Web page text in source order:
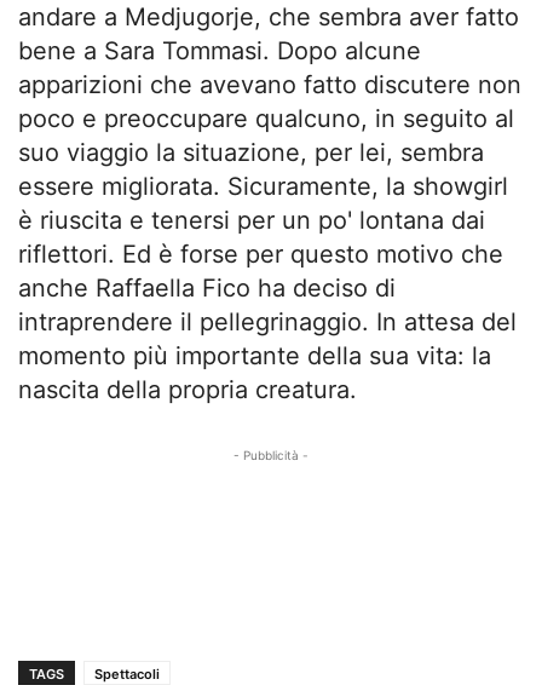
andare a Medjugorje, che sembra aver fatto
bene a Sara Tommasi. Dopo alcune
apparizioni che avevano fatto discutere non
poco e preoccupare qualcuno, in seguito al
suo viaggio la situazione, per lei, sembra
essere migliorata. Sicuramente, la showgirl
è riuscita e tenersi per un po' lontana dai
riflettori. Ed è forse per questo motivo che
anche Raffaella Fico ha deciso di
intraprendere il pellegrinaggio. In attesa del
momento più importante della sua vita: la
nascita della propria creatura.
- Pubblicità -
TAGS Spettacoli